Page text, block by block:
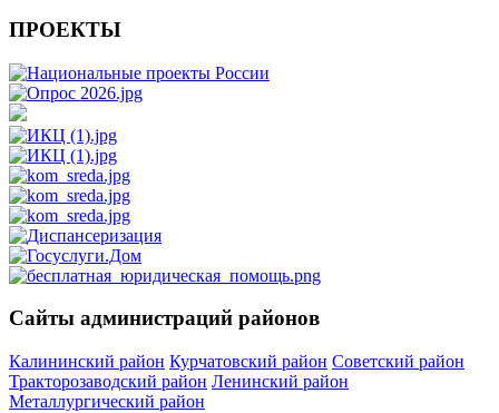
ПРОЕКТЫ
Сайты администраций районов
Калининский район Курчатовский район Советский район
Тракторозаводский район Ленинский район
Металлургический район